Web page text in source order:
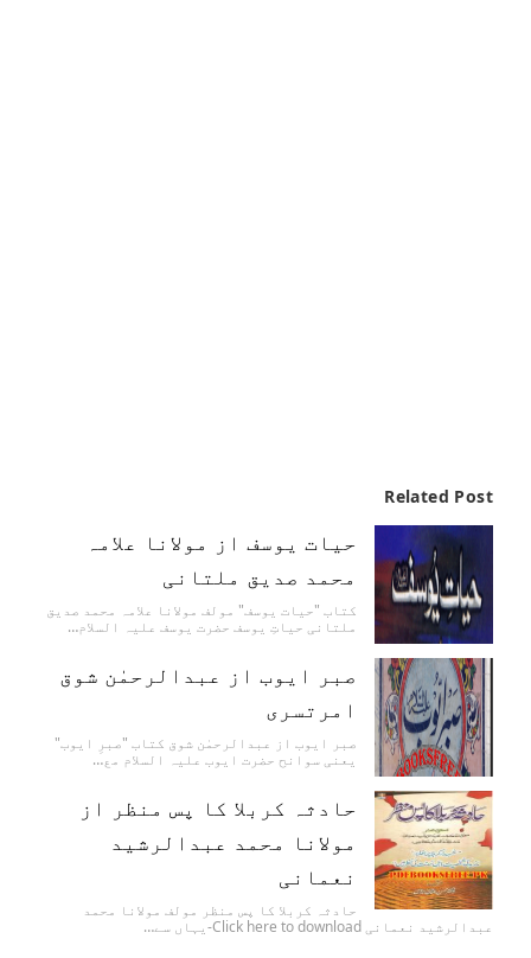
Related Post
حیات یوسف از مولانا علامہ
محمد صدیق ملتانی
کتاب "حیات یوسف" مولف مولانا علامہ محمد صدیق
ملتانی حیاتِ یوسف حضرت یوسف علیہ السلام…
صبر ایوب از عبدالرحمٰن شوق
امرتسری
صبر ایوب از عبدالرحمٰن شوق کتاب "صبرِ ایوب"
یعنی سوانح حضرت ایوب علیہ السلام مع…
حادثہ کربلا کا پس منظر از
مولانا محمد عبدالرشید
نعمانی
حادثہ کربلا کا پس منظر مولف مولانا محمد
عبدالرشید نعمانی Click here to download-یہاں سے…